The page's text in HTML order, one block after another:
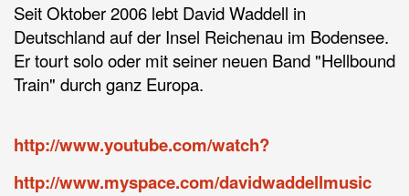
Seit Oktober 2006 lebt David Waddell in
Deutschland auf der Insel Reichenau im Bodensee.
Er tourt solo oder mit seiner neuen Band "Hellbound
Train" durch ganz Europa.
http://www.youtube.com/watch?
http://www.myspace.com/davidwaddellmusic